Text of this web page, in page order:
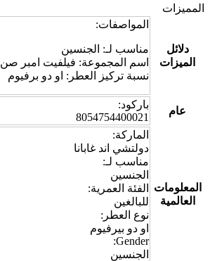
المميزات
دلائل
الميزات
المواصفات:
مناسب لـ: الجنسين
اسم المجموعة: فيلفيت امبر صن
نسبة تركيز العطر: او دو برفيوم
عام
باركود:
8054754400021
المعلومات
العالمية
الماركة:
دولتشي اند غابانا
مناسب لـ:
الجنسين
الفئة العمرية:
للبالغين
نوع العطر:
او دو بيرفيوم
Gender:
الجنسين